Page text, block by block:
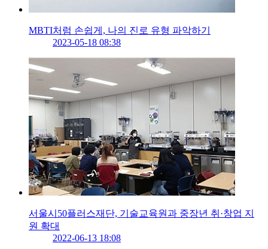
MBTI처럼 손쉽게, 나의 진로 유형 파악하기
2023-05-18 08:38
서울시50플러스재단, 기술교육원과 중장년 취·창업 지
원 확대
2022-06-13 18:08